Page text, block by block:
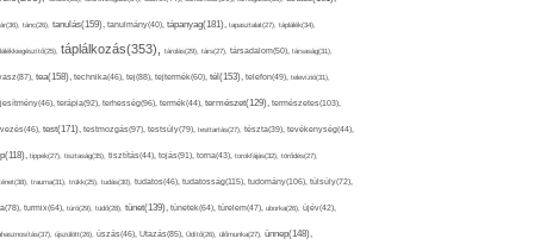
tánc(26), tanulás(159), tanulmány(40), tápanyag(181), tapasztalat(27), táplálék(34),
táplálkozás(353), tárolás(29), társ(27), társadalom(50), társaság(31),
tea(158), technika(46), tej(88), tejtermék(60), tél(153), telefon(49), televízió(31),
terápia(92), terhesség(96), termék(44), természet(129), természetes(103),
test(171), testmozgás(97), testsúly(79), testtartás(27), tészta(39), tevékenység(44),
tippek(27), tisztaság(35), tisztítás(44), tojás(91), torna(43), torokfájás(32), törődés(27),
trauma(31), trükk(25), tudás(30), tudatos(46), tudatosság(115), tudomány(106), túlsúly(72),
turmix(64), túró(29), tüdő(28), tünet(139), tünetek(64), türelem(47), uborka(26), újév(42),
újszülött(26), úszás(46), Utazás(85), Üdítő(26), ülőmunka(27), ünnep(148),